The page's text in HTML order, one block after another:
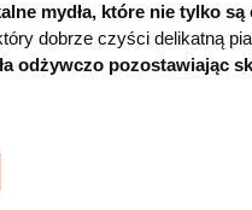
mydła, które nie tylko
dobrze czyści delikatną
odżywczo pozostawiając